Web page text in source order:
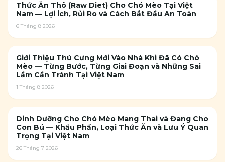
Thức Ăn Thô (Raw Diet) Cho Chó Mèo Tại Việt
Nam — Lợi Ích, Rủi Ro và Cách Bắt Đầu An Toàn
6 Tháng 8 2026
Giới Thiệu Thú Cưng Mới Vào Nhà Khi Đã Có Chó
Mèo — Từng Bước, Từng Giai Đoạn và Những Sai
Lầm Cần Tránh Tại Việt Nam
1 Tháng 8 2026
Dinh Dưỡng Cho Chó Mèo Mang Thai và Đang Cho
Con Bú — Khẩu Phần, Loại Thức Ăn và Lưu Ý Quan
Trọng Tại Việt Nam
26 Tháng 7 2026